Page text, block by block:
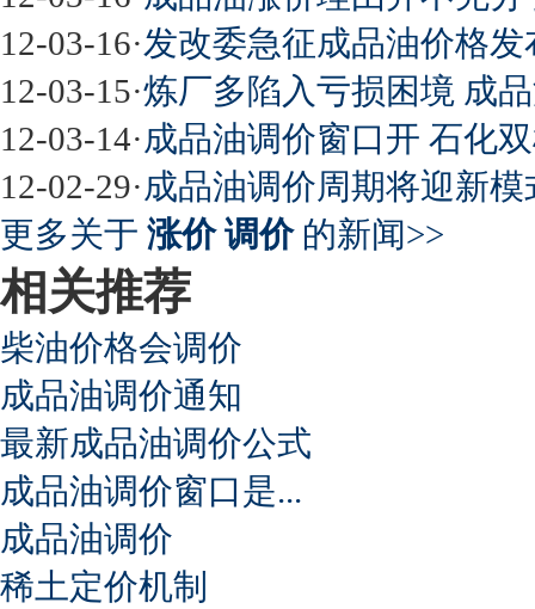
12-03-16·发改委急征成品油价格
12-03-15·炼厂多陷入亏损困境 成
12-03-14·成品油调价窗口开 石化
12-02-29·成品油调价周期将迎新
更多关于 涨价 调价的新闻>>
相关推荐
柴油价格会调价
成品油调价通知
最新成品油调价公式
成品油调价窗口是...
成品油调价
稀土定价机制